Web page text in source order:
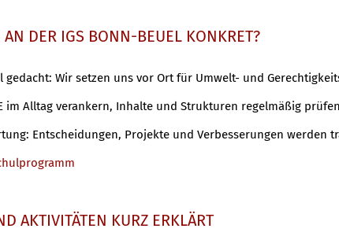
DER IGS BONN-BEUEL KONKRET?
gedacht: Wir setzen uns vor Ort für Umwelt- und
im Alltag verankern, Inhalte und Strukturen regelmäßig
Entscheidungen, Projekte und Verbesserungen werden
AKTIVITÄTEN KURZ ERKLÄRT